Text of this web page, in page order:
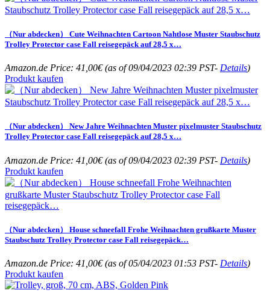
（Nur abdecken） Cute Weihnachten Cartoon Nahtlose Muster Staubschutz
Trolley Protector case Fall reisegepäck auf 28,5 x…
Amazon.de Price: 41,00€(as of 09/04/2023 02:39 PST- Details)
Produkt kaufen
（Nur abdecken） New Jahre Weihnachten Muster pixelmuster Staubschutz
Trolley Protector case Fall reisegepäck auf 28,5 x…
Amazon.de Price: 41,00€(as of 09/04/2023 02:39 PST- Details)
Produkt kaufen
（Nur abdecken） House schneefall Frohe Weihnachten grußkarte Muster
Staubschutz Trolley Protector case Fall reisegepäck…
Amazon.de Price: 41,00€(as of 05/04/2023 01:53 PST- Details)
Produkt kaufen